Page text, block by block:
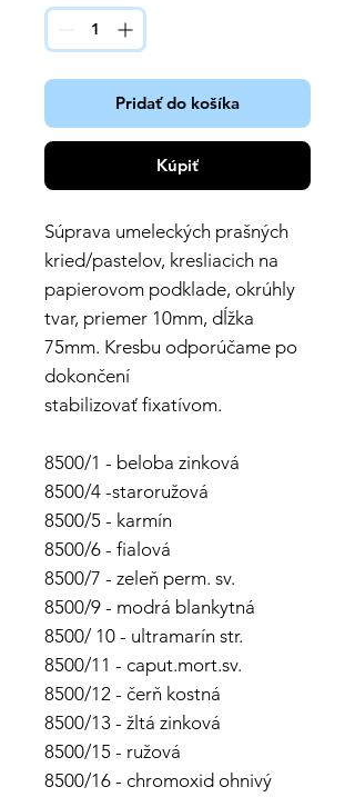
Pridať do košíka
Kúpiť
Súprava umeleckých prašných
kried/pastelov, kresliacich na
papierovom podklade, okrúhly
tvar, priemer 10mm, dĺžka
75mm. Kresbu odporúčame po
dokončení
stabilizovať fixatívom.
8500/1 - beloba zinková
8500/4 -staroružová
8500/5 - karmín
8500/6 - fialová
8500/7 - zeleň perm. sv.
8500/9 - modrá blankytná
8500/ 10 - ultramarín str.
8500/11 - caput.mort.sv.
8500/12 - čerň kostná
8500/13 - žltá zinková
8500/15 - ružová
8500/16 - chromoxid ohnivý